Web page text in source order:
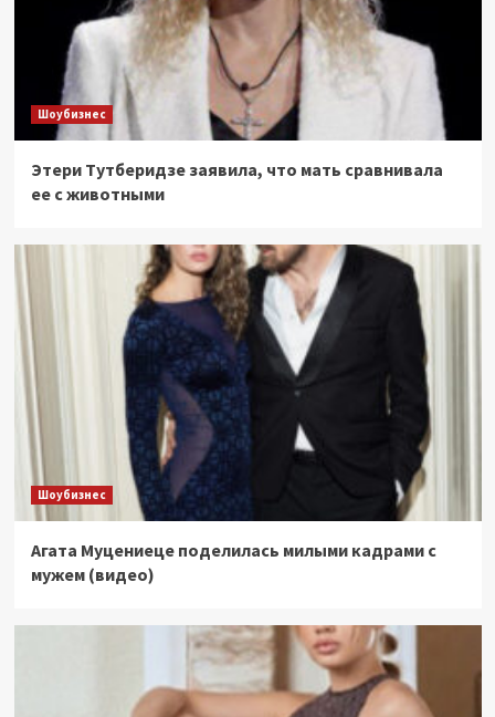
Шоубизнес
Этери Тутберидзе заявила, что мать сравнивала
ее с животными
Шоубизнес
Агата Муцениеце поделилась милыми кадрами с
мужем (видео)